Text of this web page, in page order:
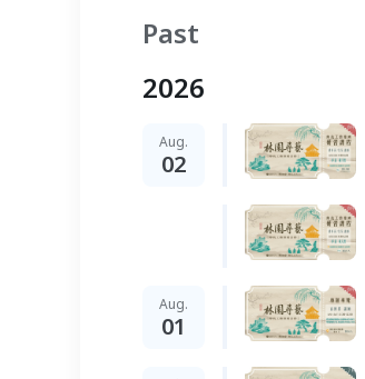
Past
2026
Aug.
02
Aug.
01